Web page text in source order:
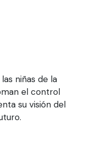
niñas de la
el control
su visión del